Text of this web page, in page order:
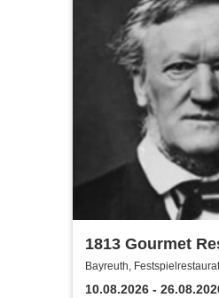
1813 Gourmet
2026
Bayreuth,
Festspiele
10.08.2026 -